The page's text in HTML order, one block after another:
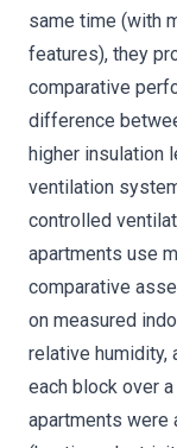
same time (with
features), they
comparative
difference
higher insulation
ventilation
controlled
apartments use
comparative
on measured
relative humidity,
each block over
apartments were